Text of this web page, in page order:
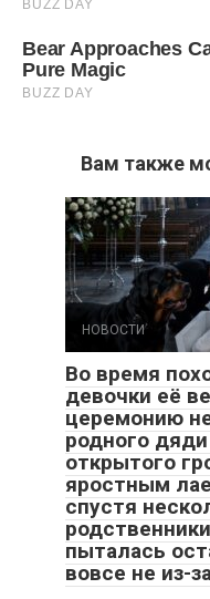
Вам также
НОВОСТИ
Во время
девочки её
церемонию
родного
открытого
яростным
спустя
пыталась
вовсе не из-